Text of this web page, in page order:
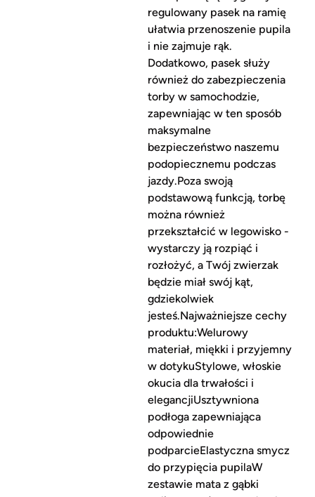
regulowany pasek na ramię
ułatwia przenoszenie pupila
i nie zajmuje rąk.
Dodatkowo, pasek służy
również do zabezpieczenia
torby w samochodzie,
zapewniając w ten sposób
maksymalne
bezpieczeństwo naszemu
podopiecznemu podczas
jazdy.Poza swoją
podstawową funkcją, torbę
można również
przekształcić w legowisko -
wystarczy ją rozpiąć i
rozłożyć, a Twój zwierzak
będzie miał swój kąt,
gdziekolwiek
jesteś.Najważniejsze cechy
produktu:Welurowy
materiał, miękki i przyjemny
w dotykuStylowe, włoskie
okucia dla trwałości i
elegancjiUsztywniona
podłoga zapewniająca
odpowiednie
podparcieElastyczna smycz
do przypięcia pupilaW
zestawie mata z gąbki